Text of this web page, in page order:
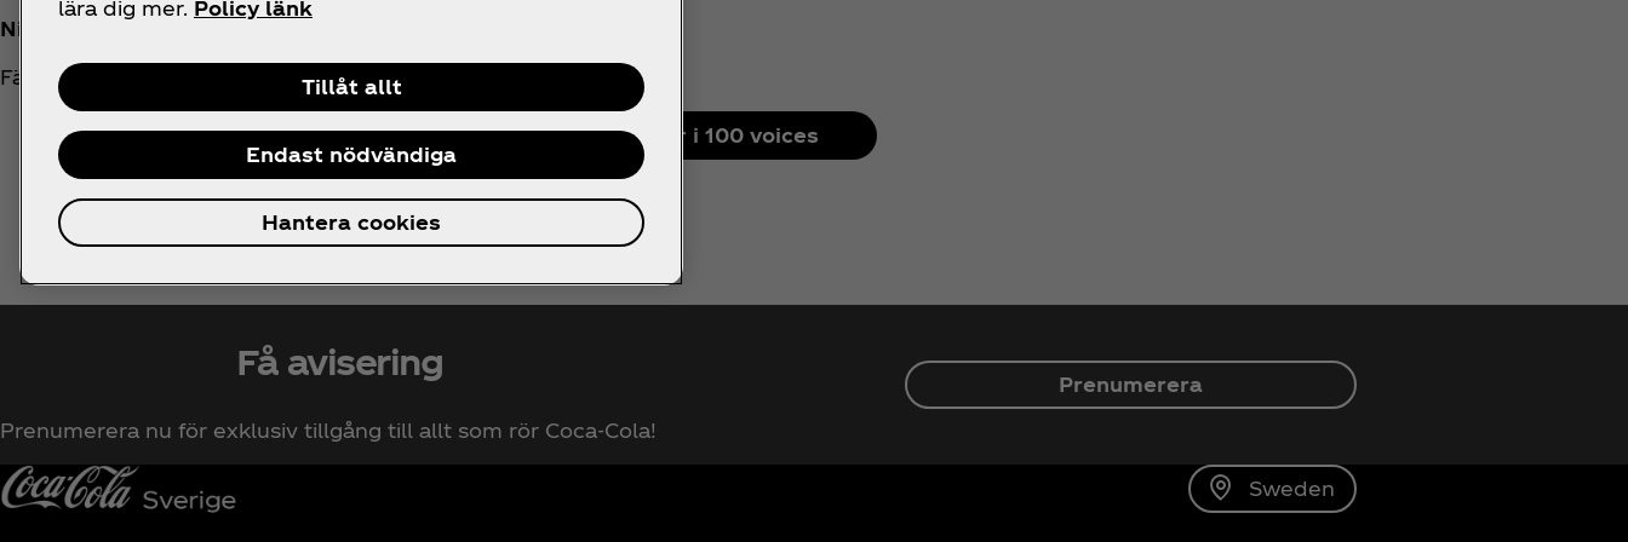
Niclas Backlund
Fältsäljare
Se alla röster i 100 voices
Få avisering
Prenumerera nu för exklusiv tillgång till allt som rör Coca‑Cola!
Prenumerera
Sweden
lära dig mer. Policy länk
Tillåt allt
Endast nödvändiga
Hantera cookies